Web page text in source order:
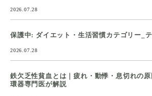
2026.07.28
保護中: ダイエット・生活習慣カテゴリー_
2026.07.28
鉄欠乏性貧血とは｜疲れ・動悸・息切れの
環器専門医が解説